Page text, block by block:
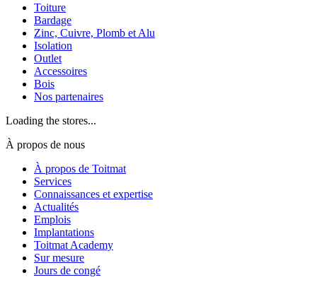
Toiture
Bardage
Zinc, Cuivre, Plomb et Alu
Isolation
Outlet
Accessoires
Bois
Nos partenaires
Loading the stores...
À propos de nous
À propos de Toitmat
Services
Connaissances et expertise
Actualités
Emplois
Implantations
Toitmat Academy
Sur mesure
Jours de congé